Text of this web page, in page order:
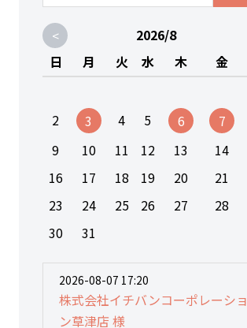
<
2026/8
日
月 火 水 木 金
2
3 4 5 6 7
9
10 11 12 13 14
16
17 18 19 20 21
23
24 25 26 27 28
30
31
2026-08-07 17:20
株式会社イチバンコーポレーショ
ン草津店 様